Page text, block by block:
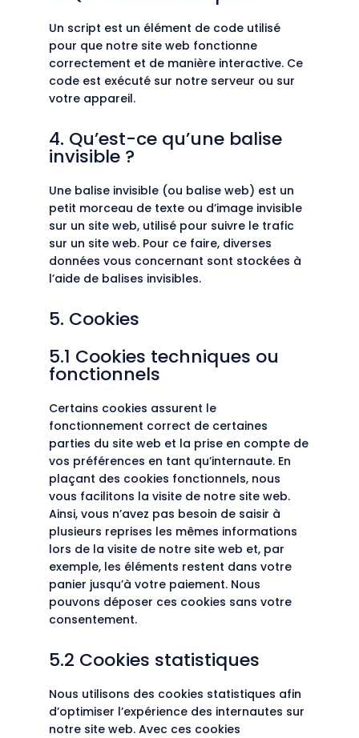
Un script est un élément de code utilisé
pour que notre site web fonctionne
correctement et de manière interactive. Ce
code est exécuté sur notre serveur ou sur
votre appareil.
4. Qu’est-ce qu’une balise
invisible ?
Une balise invisible (ou balise web) est un
petit morceau de texte ou d’image invisible
sur un site web, utilisé pour suivre le trafic
sur un site web. Pour ce faire, diverses
données vous concernant sont stockées à
l’aide de balises invisibles.
5. Cookies
5.1 Cookies techniques ou
fonctionnels
Certains cookies assurent le
fonctionnement correct de certaines
parties du site web et la prise en compte de
vos préférences en tant qu’internaute. En
plaçant des cookies fonctionnels, nous
vous facilitons la visite de notre site web.
Ainsi, vous n’avez pas besoin de saisir à
plusieurs reprises les mêmes informations
lors de la visite de notre site web et, par
exemple, les éléments restent dans votre
panier jusqu’à votre paiement. Nous
pouvons déposer ces cookies sans votre
consentement.
5.2 Cookies statistiques
Nous utilisons des cookies statistiques afin
d’optimiser l’expérience des internautes sur
notre site web. Avec ces cookies